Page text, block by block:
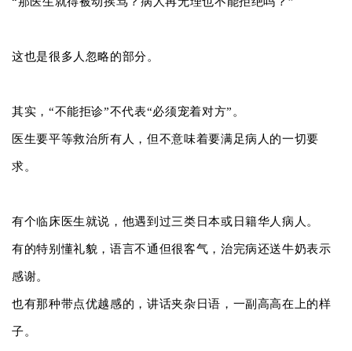
这也是很多人忽略的部分。
其实，“不能拒诊”不代表“必须宠着对方”。
医生要平等救治所有人，但不意味着要满足病人的一切要
求。
有个临床医生就说，他遇到过三类日本或日籍华人病人。
有的特别懂礼貌，语言不通但很客气，治完病还送牛奶表示
感谢。
也有那种带点优越感的，讲话夹杂日语，一副高高在上的样
子。